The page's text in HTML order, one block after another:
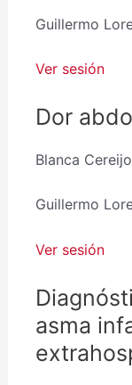
Guillermo
Ver sesión
Dor
Blanca Cereijo
Guillermo
Ver sesión
asma